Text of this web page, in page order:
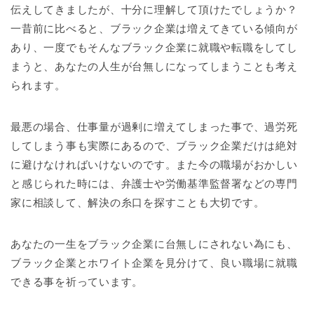
伝えしてきましたが、十分に理解して頂けたでしょうか？
一昔前に比べると、ブラック企業は増えてきている傾向が
あり、一度でもそんなブラック企業に就職や転職をしてし
まうと、あなたの人生が台無しになってしまうことも考え
られます。
最悪の場合、仕事量が過剰に増えてしまった事で、過労死
してしまう事も実際にあるので、ブラック企業だけは絶対
に避けなければいけないのです。また今の職場がおかしい
と感じられた時には、弁護士や労働基準監督署などの専門
家に相談して、解決の糸口を探すことも大切です。
あなたの一生をブラック企業に台無しにされない為にも、
ブラック企業とホワイト企業を見分けて、良い職場に就職
できる事を祈っています。